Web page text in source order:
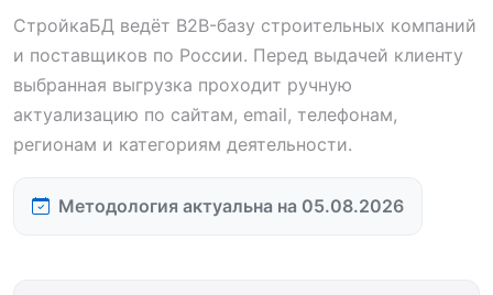
СтройкаБД ведёт B2B-базу строительных компаний
и поставщиков по России. Перед выдачей клиенту
выбранная выгрузка проходит ручную
актуализацию по сайтам, email, телефонам,
регионам и категориям деятельности.
Методология актуальна на 05.08.2026